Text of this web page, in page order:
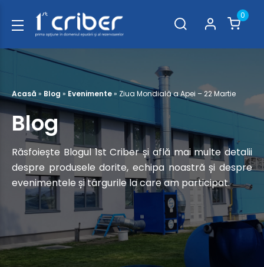
0
Acasă » Blog » Evenimente» Ziua Mondială a Apei – 22 Martie
Blog
Răsfoiește Blogul 1st Criber și află mai multe detalii
despre produsele dorite, echipa noastră și despre
evenimentele și târgurile la care am participat.